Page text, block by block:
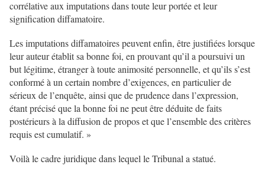
corrélative aux imputations dans toute leur portée et leur
signification diffamatoire.
Les imputations diffamatoires peuvent enfin, être justifiées lorsque
leur auteur établit sa bonne foi, en prouvant qu’il a poursuivi un
but légitime, étranger à toute animosité personnelle, et qu’ils s’est
conformé à un certain nombre d’exigences, en particulier de
sérieux de l’enquête, ainsi que de prudence dans l’expression,
étant précisé que la bonne foi ne peut être déduite de faits
postérieurs à la diffusion de propos et que l’ensemble des critères
requis est cumulatif. »
Voilà le cadre juridique dans lequel le Tribunal a statué.